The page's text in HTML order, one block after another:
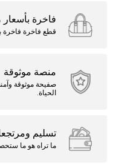
فاخرة بأسعار
قطع فاخرة فاخرة
منصة موثوقة
الحياة.
تسليم
ما تراه هو ما